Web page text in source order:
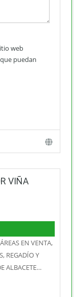
web
puedan
VIÑA
EN VENTA,
REGADÍO Y
ALBACETE…